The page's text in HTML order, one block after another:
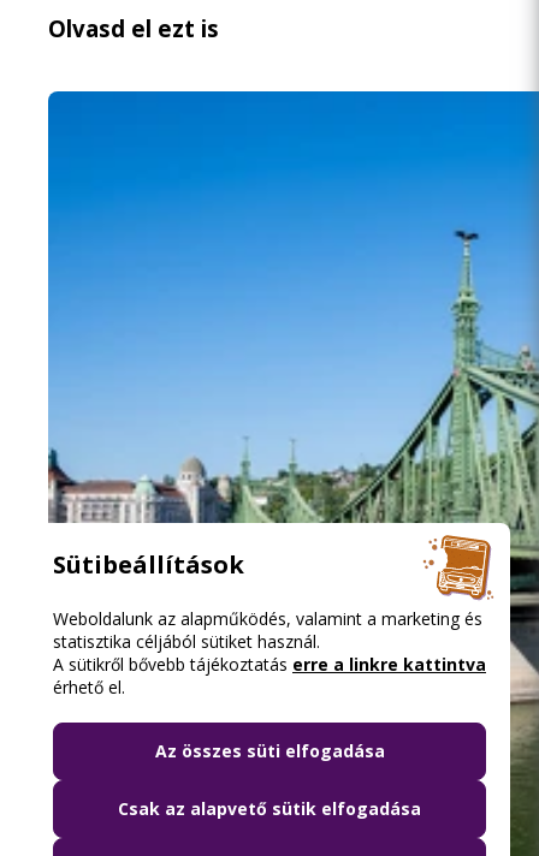
Olvasd el ezt is
Sütibeállítások
Weboldalunk az alapműködés, valamint a marketing és
statisztika céljából sütiket használ.
A sütikről bővebb tájékoztatás erre a linkre kattintva
érhető el.
Az összes süti elfogadása
Csak az alapvető sütik elfogadása